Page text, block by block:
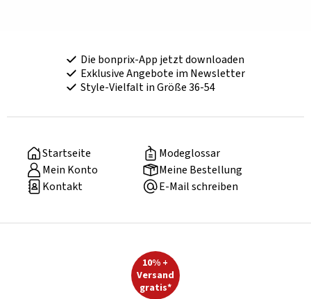
Die bonprix-App jetzt downloaden
Exklusive Angebote im Newsletter
Style-Vielfalt in Größe 36-54
Startseite
Modeglossar
Mein Konto
Meine Bestellung
Kontakt
E-Mail schreiben
10% +
Versand
gratis*